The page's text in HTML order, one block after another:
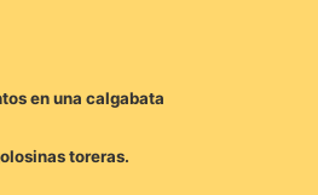
en una calgabata
toreras.